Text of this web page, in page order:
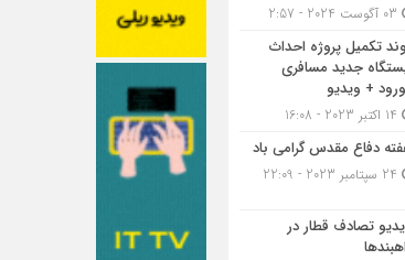
تکمیل پروژه احداث
جدید مسافری
+ ویدیو
دفاع مقدس گرامی باد
تصادف قطار در